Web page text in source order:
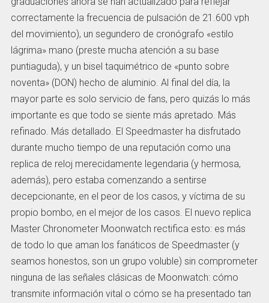
correctamente la frecuencia de pulsación de 21.600 vph
del movimiento), un segundero de cronógrafo «estilo
lágrima» mano (preste mucha atención a su base
puntiaguda), y un bisel taquimétrico de «punto sobre
noventa» (DON) hecho de aluminio. Al final del día, la
mayor parte es solo servicio de fans, pero quizás lo más
importante es que todo se siente más apretado. Más
refinado. Más detallado. El Speedmaster ha disfrutado
durante mucho tiempo de una reputación como una
replica de reloj merecidamente legendaria (y hermosa,
además), pero estaba comenzando a sentirse
decepcionante, en el peor de los casos, y víctima de su
propio bombo, en el mejor de los casos. El nuevo replica
Master Chronometer Moonwatch rectifica esto: es más
de todo lo que aman los fanáticos de Speedmaster (y
seamos honestos, son un grupo voluble) sin comprometer
ninguna de las señales clásicas de Moonwatch: cómo
transmite información vital o cómo se ha presentado tan